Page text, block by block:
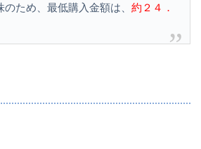
ため、最低購入金額は、 約２４．